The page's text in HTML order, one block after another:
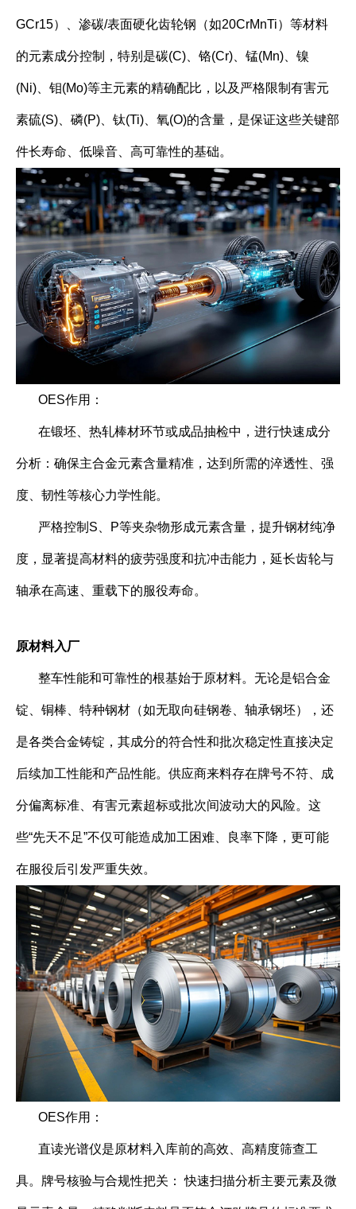
GCr15）、渗碳/表面硬化齿轮钢（如20CrMnTi）等材料
的元素成分控制，特别是碳(C)、铬(Cr)、锰(Mn)、镍
(Ni)、钼(Mo)等主元素的精确配比，以及严格限制有害元
素硫(S)、磷(P)、钛(Ti)、氧(O)的含量，是保证这些关键部
件长寿命、低噪音、高可靠性的基础。
OES作用：
在锻坯、热轧棒材环节或成品抽检中，进行快速成分
分析：确保主合金元素含量精准，达到所需的淬透性、强
度、韧性等核心力学性能。
严格控制S、P等夹杂物形成元素含量，提升钢材纯净
度，显著提高材料的疲劳强度和抗冲击能力，延长齿轮与
轴承在高速、重载下的服役寿命。
原材料入厂
整车性能和可靠性的根基始于原材料。无论是铝合金
锭、铜棒、特种钢材（如无取向硅钢卷、轴承钢坯），还
是各类合金铸锭，其成分的符合性和批次稳定性直接决定
后续加工性能和产品性能。供应商来料存在牌号不符、成
分偏离标准、有害元素超标或批次间波动大的风险。这
些“先天不足”不仅可能造成加工困难、良率下降，更可能
在服役后引发严重失效。
OES作用：
直读光谱仪是原材料入库前的高效、高精度筛查工
具。牌号核验与合规性把关： 快速扫描分析主要元素及微